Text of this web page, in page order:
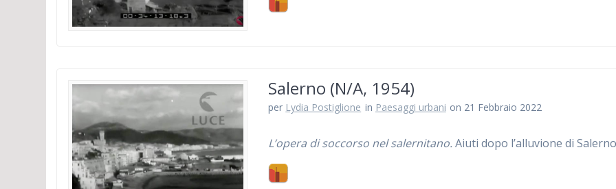
Salerno (N/A, 1954)
per Lydia Postiglione in Paesaggi urbani on 21 Febbraio 2022
L’opera di soccorso nel salernitano. Aiuti dopo l’alluvione di